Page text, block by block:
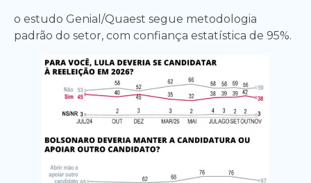
o estudo Genial/Quaest segue metodologia
padrão do setor, com confiança estatística de 95%.